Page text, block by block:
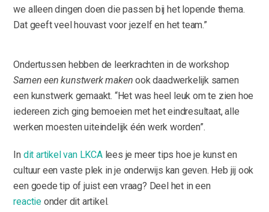
we alleen dingen doen die passen bij het lopende thema.
Dat geeft veel houvast voor jezelf en het team.”
Ondertussen hebben de leerkrachten in de workshop
Samen een kunstwerk maken ook daadwerkelijk samen
een kunstwerk gemaakt. “Het was heel leuk om te zien hoe
iedereen zich ging bemoeien met het eindresultaat, alle
werken moesten uiteindelijk één werk worden”.
In dit artikel van LKCAlees je meer tips hoe je kunst en
cultuur een vaste plek in je onderwijs kan geven. Heb jij ook
een goede tip of juist een vraag? Deel het in een
reactie onder dit artikel.